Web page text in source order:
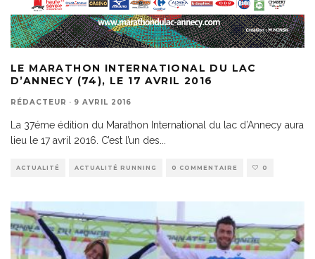
LE MARATHON INTERNATIONAL DU LAC
D’ANNECY (74), LE 17 AVRIL 2016
RÉDACTEUR · 9 AVRIL 2016
La 37éme édition du Marathon International du lac d’Annecy aura
lieu le 17 avril 2016. C’est l’un des
ACTUALITÉ ACTUALITÉ RUNNING 0 COMMENTAIRE 0